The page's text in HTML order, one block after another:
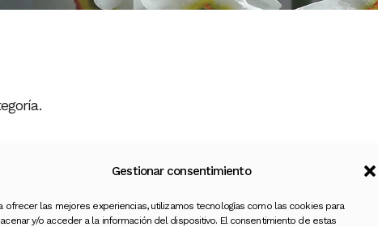
Gestionar consentimiento
ofrecer las mejores experiencias, utilizamos tecnologías como las cookies para
y/o acceder a la información del dispositivo. El consentimiento de estas